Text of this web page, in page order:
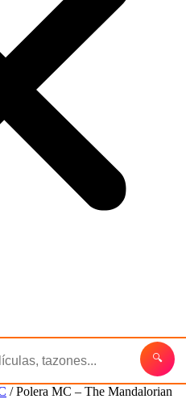
🔍
/ Polera MC – The Mandalorian